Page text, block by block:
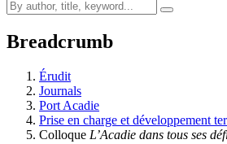
Breadcrumb
Érudit
Journals
Port Acadie
Prise en charge et développement
Colloque L’Acadie dans tous ses